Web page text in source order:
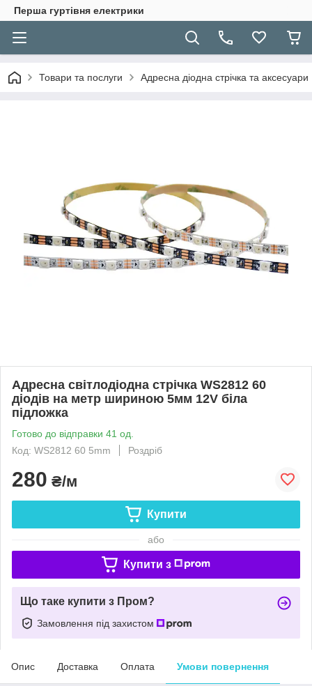
Перша гуртівня електрики
Товари та послуги Адресна діодна стрічка та аксесуари
Адресна світлодіодна стрічка WS2812 60
діодів на метр шириною 5мм 12V біла
підложка
Готово до відправки 41 од.
Код: WS2812 60 5mm
Роздріб
280 ₴/м
Купити
або
Купити з
Що таке купити з Пром?
Замовлення під захистом
Опис Доставка Оплата Умови повернення